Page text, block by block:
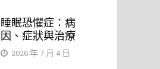
睡眠恐懼症：病
因、症狀與治療
2026 年 7 月 4 日